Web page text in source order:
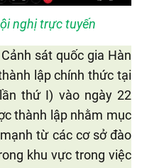
nghị trực tuyến
sát quốc gia Hàn
lập chính thức tại
thứ I) vào ngày 22
thành lập nhằm mục
từ các cơ sở đào
khu vực trong việc